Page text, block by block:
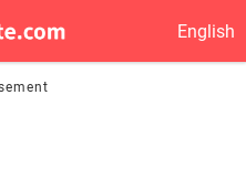
English